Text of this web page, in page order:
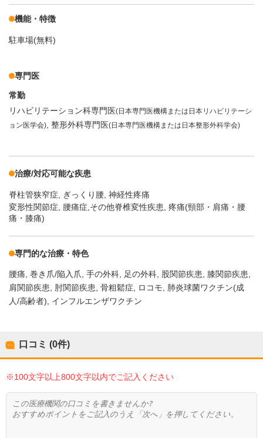
機能・特徴
駐車場(無料)
専門医
常勤
リハビリテーション科専門医(日本専門医機構または日本リハビリテーシ
ョン医学会) 整形外科専門医(日本専門医機構または日本整形外科学会)
治療/対応可能な疾患
脊柱管狭窄症 ぎっくり腰 神経性疼痛
変形性関節症, 腰痛症,その他脊椎変性疾患, 疼痛(頸部・肩痛・腰
痛・膝痛)
専門的な治療・特色
腰痛 巻き爪/陥入爪 手の外科 足の外科 股関節疾患
膝関節疾患
肩関節疾患
肘関節疾患 骨粗鬆症 ロコモ
肺炎球菌ワクチン(成
人/高齢者)
インフルエンザワクチン
口コミ (0件)
※100文字以上800文字以内でご記入ください